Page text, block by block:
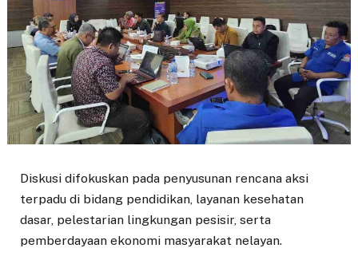
Diskusi difokuskan pada penyusunan rencana aksi
terpadu di bidang pendidikan, layanan kesehatan
dasar, pelestarian lingkungan pesisir, serta
pemberdayaan ekonomi masyarakat nelayan.